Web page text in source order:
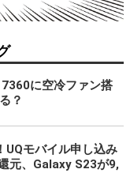
に空冷ファン搭
？
UQモバイル申し込み
元、Galaxy S23が9,